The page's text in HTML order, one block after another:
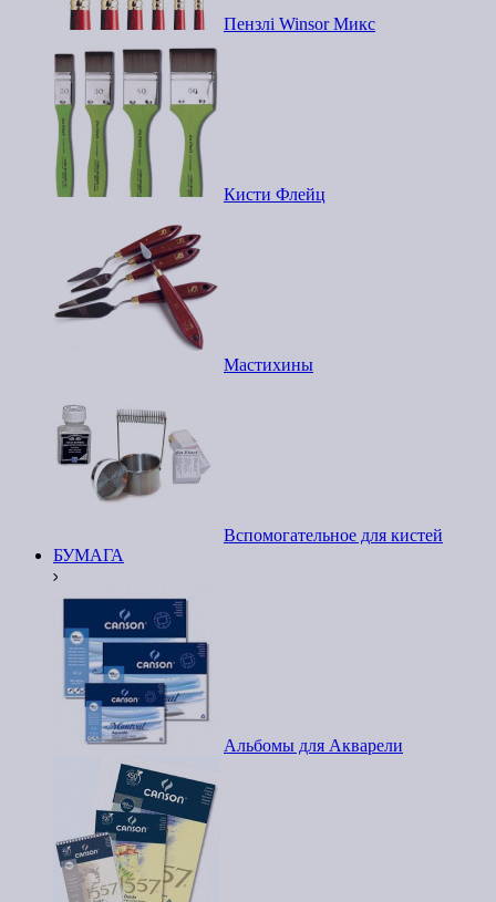
Пензлі Winsor Микс
Кисти Флейц
Мастихины
Вспомогательное для кистей
БУМАГА
Альбомы для Акварели